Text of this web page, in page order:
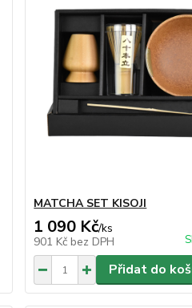
MATCHA SET KISOJI
1 090 Kč/ks
901 Kč bez DPH
Přidat do